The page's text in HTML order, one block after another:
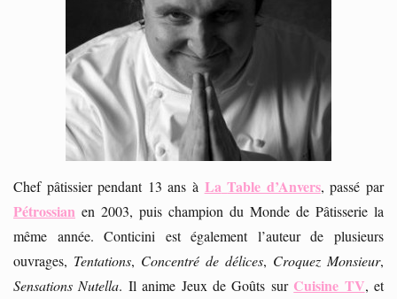
Chef pâtissier pendant 13 ans à La Table d’Anvers, passé par
Pétrossian en 2003, puis champion du Monde de Pâtisserie la
même année. Conticini est également l’auteur de plusieurs
ouvrages, Tentations, Concentré de délices, Croquez Monsieur,
Sensations Nutella. Il anime Jeux de Goûts sur Cuisine TV, et